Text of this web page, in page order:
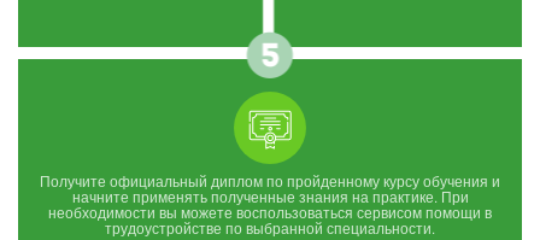
Получите официальный диплом по пройденному курсу обучения и
начните применять полученные знания на практике. При
необходимости вы можете воспользоваться сервисом помощи в
трудоустройстве по выбранной специальности.